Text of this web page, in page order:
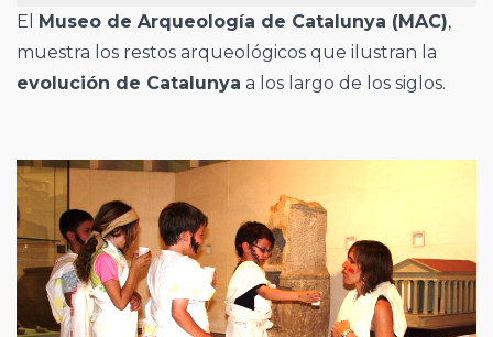
El Museo de Arqueología de Catalunya (MAC),
muestra los restos arqueológicos que ilustran la
evolución de Catalunya a los largo de los siglos.